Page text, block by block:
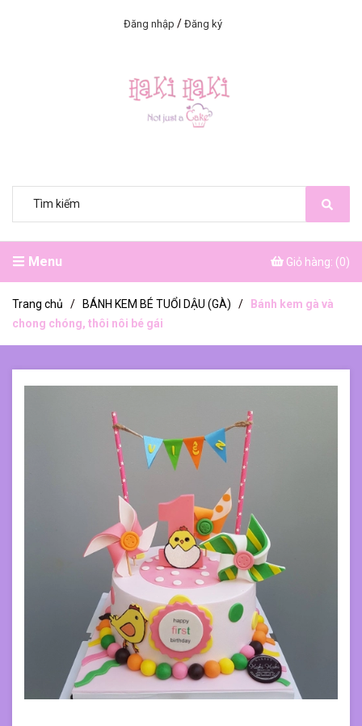
Đăng nhập / Đăng ký
Menu Giỏ hàng: (0)
Trang chủ / BÁNH KEM BÉ TUỔI DẬU (GÀ) /
Bánh kem gà và
chong chóng, thôi nôi bé gái